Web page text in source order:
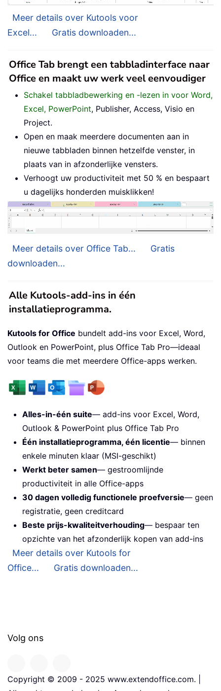
Meer details over Kutools voor
Excel...
Gratis downloaden...
Office Tab brengt een tabbladinterface naar
Office en maakt uw werk veel eenvoudiger
Schakel tabbladbewerking en -lezen in voor Word,
Excel, PowerPoint, Publisher, Access, Visio en
Project.
Open en maak meerdere documenten aan in
nieuwe tabbladen binnen hetzelfde venster, in
plaats van in afzonderlijke vensters.
Verhoogt uw productiviteit met 50 % en bespaart
u dagelijks honderden muisklikken!
Meer details over Office Tab...
Gratis
downloaden...
Alle Kutools-add-ins in één
installatieprogramma.
Kutools for Office bundelt add-ins voor Excel, Word,
Outlook en PowerPoint, plus Office Tab Pro—ideaal
voor teams die met meerdere Office-apps werken.
Alles-in-één suite— add-ins voor Excel, Word,
Outlook & PowerPoint plus Office Tab Pro
Één installatieprogramma, één licentie— binnen
enkele minuten klaar (MSI-geschikt)
Werkt beter samen— gestroomlijnde
productiviteit in alle Office-apps
30 dagen volledig functionele proefversie— geen
registratie, geen creditcard
Beste prijs-kwaliteitverhouding— bespaar ten
opzichte van het afzonderlijk kopen van add-ins
Meer details over Kutools for
Office...
Gratis downloaden...
Volg ons
Copyright © 2009 - 2025 www.extendoffice.com. |